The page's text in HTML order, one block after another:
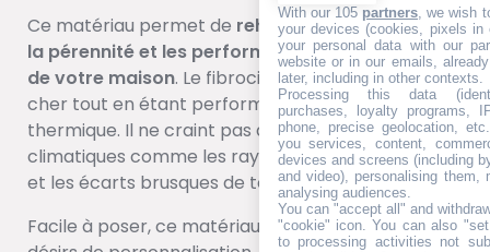
Ce matériau permet de rehausser l’esthétisme,
la pérennité et les performances mécaniques
de votre maison. Le fibrociment est en plus peu
cher tout en étant performant en isolation
thermique. Il ne craint pas aussi les agressions
climatiques comme les rayons UV, les intempéries
et les écarts brusques de température.
Facile à poser, ce matériau se prête aussi à vos
With our 105 partners , we wish
your devices (cookies, pixels
your personal data with our
website or in our emails,
later, including in other contexts.
Processing this data
purchases, loyalty programs,
phone, precise geolocation,
you services, content,
devices and screens (including
and video), personalising them,
analysing audiences.
You can "accept all" and
"cookie" icon. You can also
to processing activities not